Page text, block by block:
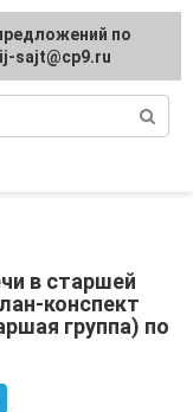
в старшей
конспект
группа) по
по
sajt@cp9.ru